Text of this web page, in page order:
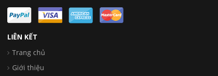
LIÊN KẾT
Trang chủ
Giới thiệu